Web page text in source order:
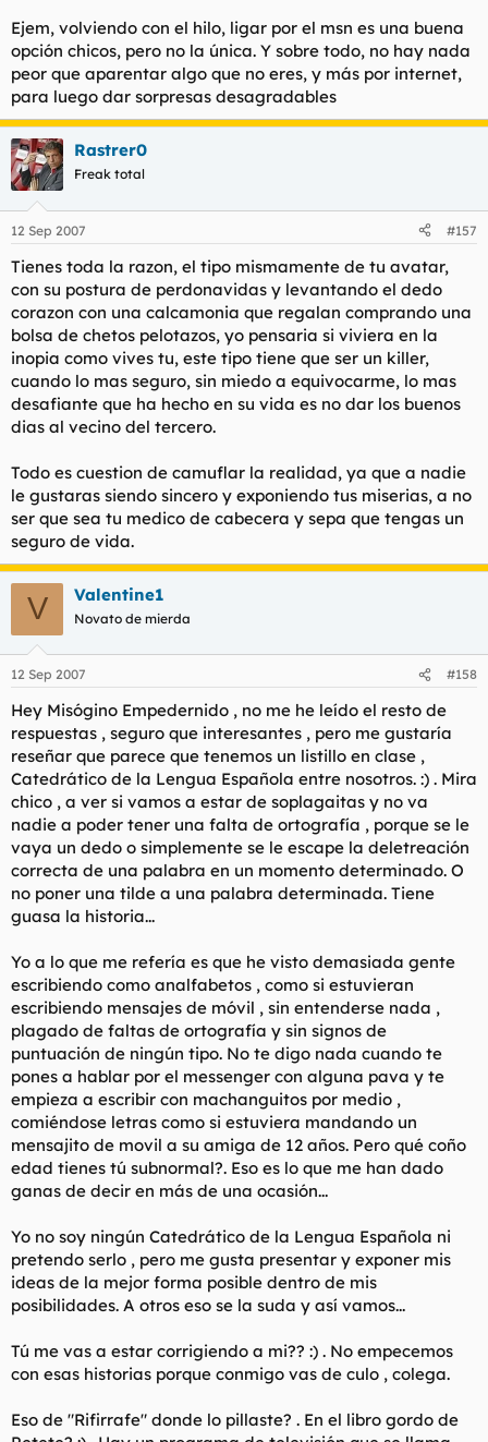
Ejem, volviendo con el hilo, ligar por el msn es una buena
opción chicos, pero no la única. Y sobre todo, no hay nada
peor que aparentar algo que no eres, y más por internet,
para luego dar sorpresas desagradables
Rastrer0
Freak total
12 Sep 2007 #157
Tienes toda la razon, el tipo mismamente de tu avatar,
con su postura de perdonavidas y levantando el dedo
corazon con una calcamonia que regalan comprando una
bolsa de chetos pelotazos, yo pensaria si viviera en la
inopia como vives tu, este tipo tiene que ser un killer,
cuando lo mas seguro, sin miedo a equivocarme, lo mas
desafiante que ha hecho en su vida es no dar los buenos
dias al vecino del tercero.
Todo es cuestion de camuflar la realidad, ya que a nadie
le gustaras siendo sincero y exponiendo tus miserias, a no
ser que sea tu medico de cabecera y sepa que tengas un
seguro de vida.
V Valentine1
Novato de mierda
12 Sep 2007 #158
Hey Misógino Empedernido , no me he leído el resto de
respuestas , seguro que interesantes , pero me gustaría
reseñar que parece que tenemos un listillo en clase ,
Catedrático de la Lengua Española entre nosotros. :) . Mira
chico , a ver si vamos a estar de soplagaitas y no va
nadie a poder tener una falta de ortografía , porque se le
vaya un dedo o simplemente se le escape la deletreación
correcta de una palabra en un momento determinado. O
no poner una tilde a una palabra determinada. Tiene
guasa la historia...
Yo a lo que me refería es que he visto demasiada gente
escribiendo como analfabetos , como si estuvieran
escribiendo mensajes de móvil , sin entenderse nada ,
plagado de faltas de ortografía y sin signos de
puntuación de ningún tipo. No te digo nada cuando te
pones a hablar por el messenger con alguna pava y te
empieza a escribir con machanguitos por medio ,
comiéndose letras como si estuviera mandando un
mensajito de movil a su amiga de 12 años. Pero qué coño
edad tienes tú subnormal?. Eso es lo que me han dado
ganas de decir en más de una ocasión...
Yo no soy ningún Catedrático de la Lengua Española ni
pretendo serlo , pero me gusta presentar y exponer mis
ideas de la mejor forma posible dentro de mis
posibilidades. A otros eso se la suda y así vamos...
Tú me vas a estar corrigiendo a mi?? :) . No empecemos
con esas historias porque conmigo vas de culo , colega.
Eso de "Rifirrafe" donde lo pillaste? . En el libro gordo de